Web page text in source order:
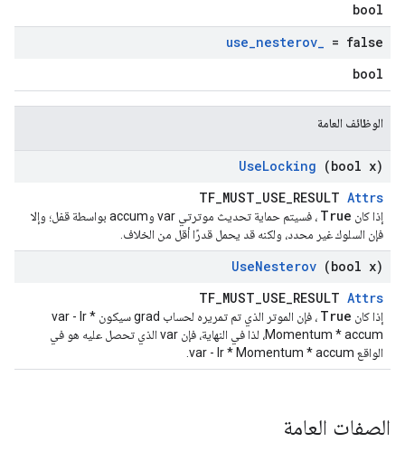
bool
use_nesterov_ = false
bool
الوظائف العامة
UseLocking (bool x)
TF_MUST_USE_RESULT Attrs
إذا كان True
، فسيتم حماية تحديث موترتي var وaccum بواسطة قفل؛ وإلا
فإن السلوك غير محدد، ولكنه قد يحمل قدرًا أقل من الخلاف.
UseNesterov (bool x)
TF_MUST_USE_RESULT Attrs
إذا كان True
، فإن الموتر الذي تم تمريره لحساب grad سيكون var - lr *
Momentum * accum، لذا في النهاية، فإن var الذي تحصل عليه هو في
الواقع var - lr * Momentum * accum.
الصفات العامة